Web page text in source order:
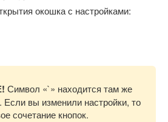
окошка с настройками:
Символ «`» находится там же
Если вы изменили настройки, то
сочетание кнопок.